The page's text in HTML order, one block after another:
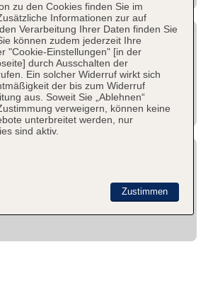
zu den Cookies finden Sie im
Informationen zur auf
Verarbeitung Ihrer Daten finden Sie
können zudem jederzeit Ihre
"Cookie-Einstellungen" [in der
durch Ausschalten der
Ein solcher Widerruf wirkt sich
der bis zum Widerruf
aus. Soweit Sie „Ablehnen“
verweigern, können keine
unterbreitet werden, nur
sind aktiv.
Zustimmen